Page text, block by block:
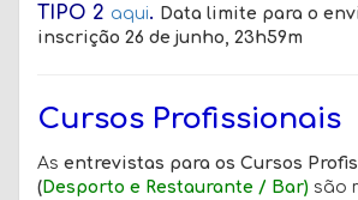
TIPO 2 aqui. Data limite para o
inscrição 26 de junho, 23h59m
Cursos Profissionais
As entrevistas para os Cursos
( Desporto e Restaurante / Bar) são